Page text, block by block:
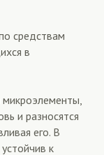
средствам
в
и разносятся
его. В
к